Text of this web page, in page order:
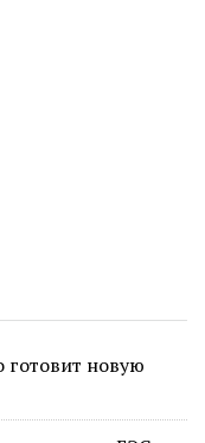
готовит новую